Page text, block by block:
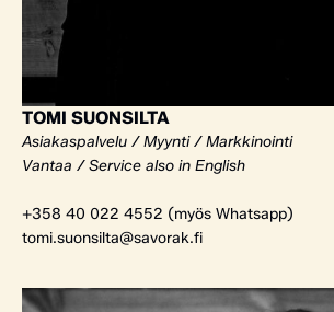
TOMI SUONSILTA
Asiakaspalvelu / Myynti / Markkinointi
Vantaa / Service also in English
+358 40 022 4552 (myös Whatsapp)
tomi.suonsilta@savorak.fi